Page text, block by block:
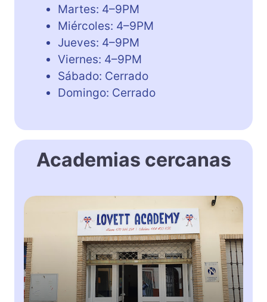
Martes: 4–9PM
Miércoles: 4–9PM
Jueves: 4–9PM
Viernes: 4–9PM
Sábado: Cerrado
Domingo: Cerrado
Academias cercanas
L
o
e
t
t
a